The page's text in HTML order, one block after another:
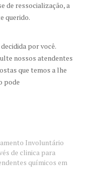
de ressocialização, a
querido.
por você.
nossos atendentes
que temos a lhe
pode
Involuntário
de clinica para
químicos em